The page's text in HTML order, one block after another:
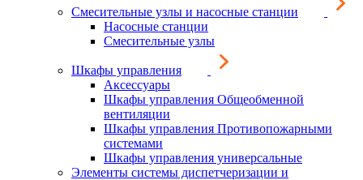
Смесительные узлы и насосные станции
Насосные станции
Смесительные узлы
Шкафы управления
Аксессуары
Шкафы управления Общеобменной
вентиляции
Шкафы управления Противопожарными
системами
Шкафы управления универсальные
Элементы системы диспетчеризации и